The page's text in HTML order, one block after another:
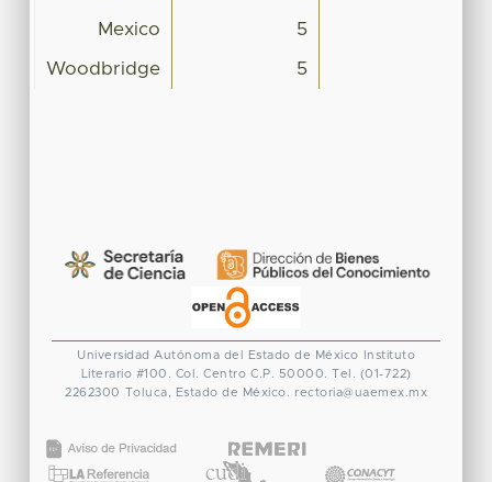
Mexico 5
Woodbridge 5
Universidad Autónoma del Estado de México
Instituto
Literario #100. Col. Centro C.P. 50000. Tel. (01-722)
2262300 Toluca, Estado de México. rectoria@uaemex.mx